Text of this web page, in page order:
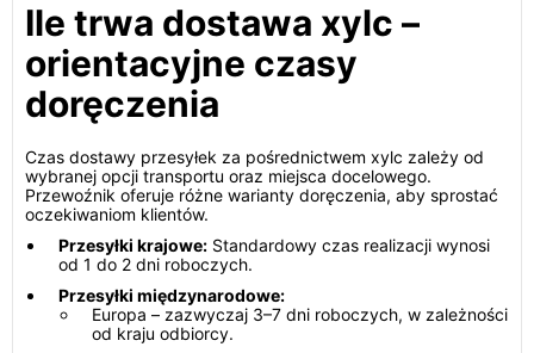
Ile trwa dostawa xylc –
orientacyjne czasy
doręczenia
Czas dostawy przesyłek za pośrednictwem xylc zależy od
wybranej opcji transportu oraz miejsca docelowego.
Przewoźnik oferuje różne warianty doręczenia, aby sprostać
oczekiwaniom klientów.
Przesyłki krajowe: Standardowy czas realizacji wynosi
od 1 do 2 dni roboczych.
Przesyłki międzynarodowe:
Europa – zazwyczaj 3–7 dni roboczych, w zależności
od kraju odbiorcy.